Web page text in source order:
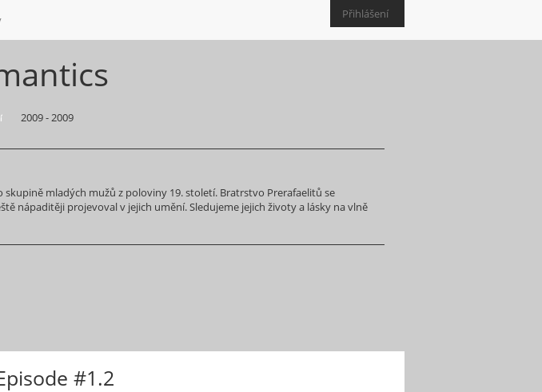
Přihlášení
2009 - 2009
skupině mladých mužů z poloviny 19. století. Bratrstvo Prerafaelitů se
nápaditěji projevoval v jejich umění. Sledujeme jejich životy a lásky na vlně
#1.2